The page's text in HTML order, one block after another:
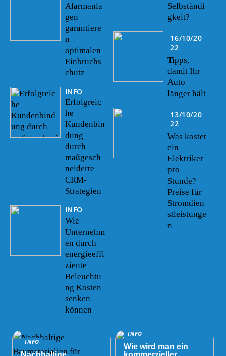
Alarmanla
gen
garantiere
n
optimalen
Einbruchs
chutz
INFO
Erfolgreic
he
Kundenbin
dung
durch
maßgesch
neiderte
CRM-
Strategien
INFO
Wie
Unternehm
en durch
energieeffi
ziente
Beleuchtu
ng Kosten
senken
können
Selbständi
gkeit?
16/10/20
22
Tipps,
damit Ihr
Auto
länger hält
13/10/20
22
Was kostet
ein
Elektriker
pro
Stunde?
Preise für
Stromdien
stleistunge
n
INFO
INFO
Wie wird man ein